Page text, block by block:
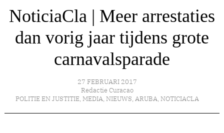
NoticiaCla | Meer arrestaties
dan vorig jaar tijdens grote
carnavalsparade
27 FEBRUARI 2017
Redactie Curacao
POLITIE EN JUSTITIE, MEDIA, NIEUWS, ARUBA, NOTICIACLA